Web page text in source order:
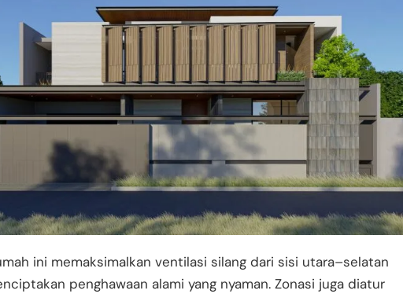
ini memaksimalkan ventilasi silang dari sisi utara–selatan
penghawaan alami yang nyaman. Zonasi juga diatur